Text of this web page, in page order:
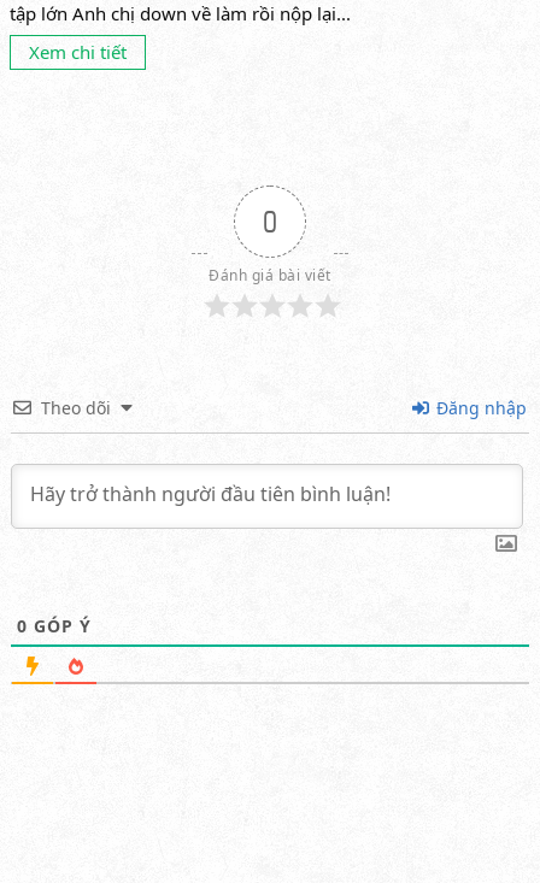
tập lớn Anh chị down về làm rồi nộp lại...
Xem chi tiết
0
Đánh giá bài viết
Theo dõi Đăng nhập
0 GÓP Ý